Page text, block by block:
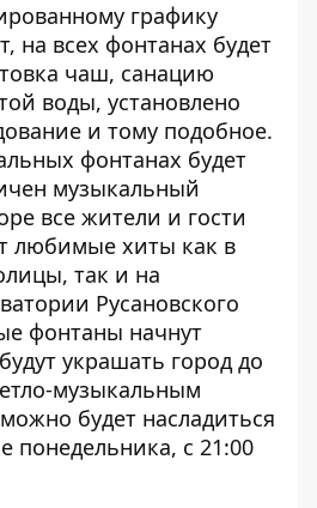
графику
на всех фонтанах будет
чаш, санацию
воды, установлено
и тому подобное.
фонтанах будет
музыкальный
все жители и гости
любимые хиты как в
так и на
Русановского
фонтаны начнут
украшать город до
музыкальным
будет насладиться
понедельника, с 21:00